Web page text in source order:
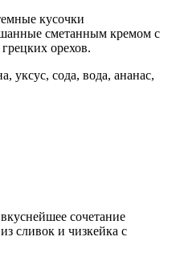
кусочки
сметанным кремом с
орехов.
уксус, сода, вода, ананас,
сочетание
сливок и чизкейка с